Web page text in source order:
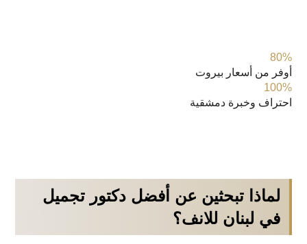
80%
أوفر من أسعار بيروت
100%
احتراف وخبرة دمشقية
لماذا تبحثين عن أفضل دكتور تجميل
في لبنان للانف؟